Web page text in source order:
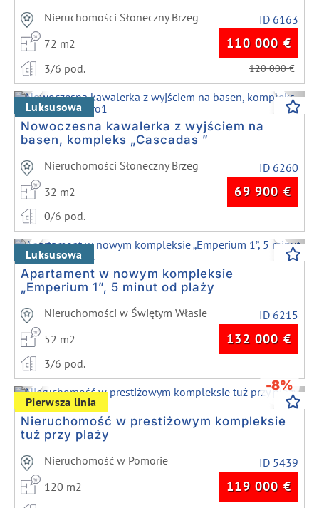
Nieruchomości Słoneczny Brzeg
ID 6163
72 m2
110 000 €
3/6 pod. 120 000€
Previous Next
Luksusowa
Nowoczesna kawalerka z wyjściem na
basen, kompleks „Cascadas ”
Nieruchomości Słoneczny Brzeg
ID 6260
32 m2
69 900 €
0/6 pod.
Previous Next
Luksusowa
Apartament w nowym kompleksie
„Emperium 1”, 5 minut od plaży
Nieruchomości w Świętym Własie
ID 6215
52 m2
132 000 €
3/6 pod.
Previous Next
Pierwsza linia
-8%
Nieruchomość w prestiżowym kompleksie
tuż przy plaży
Nieruchomość w Pomorie
ID 5439
120 m2
119 000 €